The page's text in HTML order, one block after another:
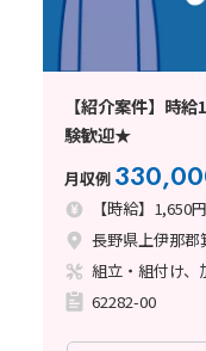
【紹介案件】時
験歓迎★
月収例
【時給】1,650
長野県上伊那郡
組立・組付け、
62282-00